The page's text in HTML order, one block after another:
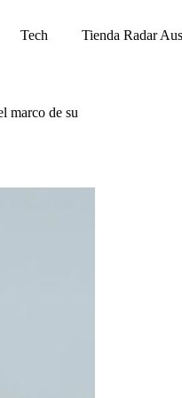
Tech Tienda Radar
marco de su